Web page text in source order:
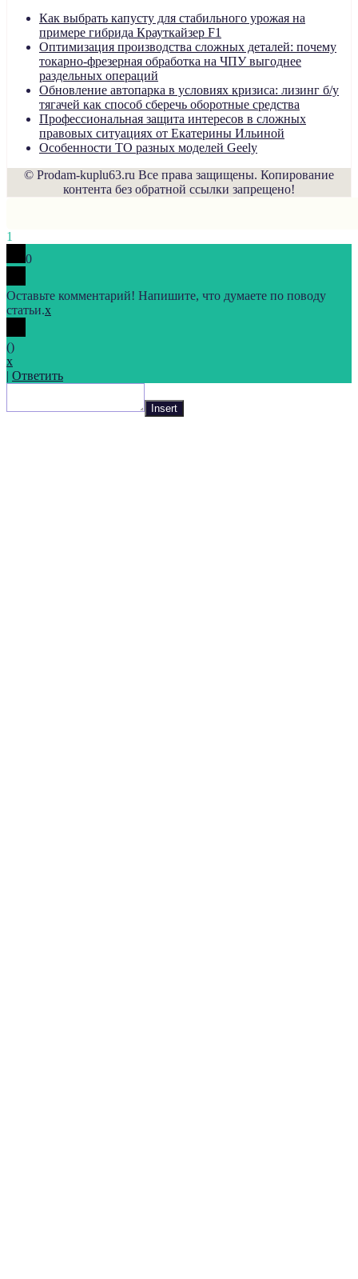
Как выбрать капусту для стабильного урожая на
примере гибрида Крауткайзер F1
Оптимизация производства сложных деталей: почему
токарно-фрезерная обработка на ЧПУ выгоднее
раздельных операций
Обновление автопарка в условиях кризиса: лизинг б/у
тягачей как способ сберечь оборотные средства
Профессиональная защита интересов в сложных
правовых ситуациях от Екатерины Ильиной
Особенности ТО разных моделей Geely
© Prodam-kuplu63.ru Все права защищены. Копирование
контента без обратной ссылки запрещено!
1
0
Оставьте комментарий! Напишите, что думаете по поводу
статьи.x
()
x
| Ответить
Insert